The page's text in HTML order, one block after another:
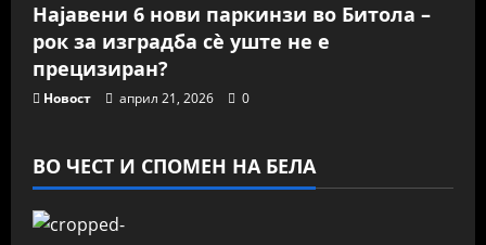
Најавени 6 нови паркинзи во Битола –
рок за изградба сè уште не е
прецизиран?
Новост април 21, 2026 0
ВО ЧЕСТ И СПОМЕН НА БЕЛА